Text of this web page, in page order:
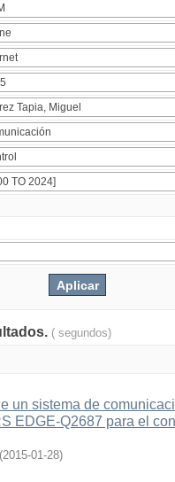
( segundos)
un sistema de
EDGE-Q2687 para el
(2015-01-28)